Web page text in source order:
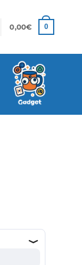
0,00€ 0